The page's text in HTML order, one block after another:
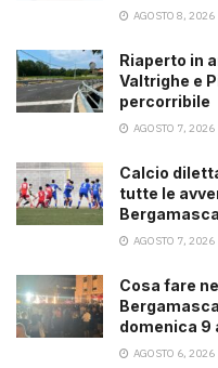
AGOSTO 8, 2026
Riaperto in
Valtrighe e
percorribile
AGOSTO 7, 2026
Calcio
tutte le
Bergamasca
AGOSTO 7, 2026
Cosa fare
domenica 9
AGOSTO 6, 2026